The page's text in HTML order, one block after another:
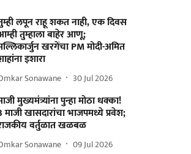
लपून राहू शकत नाही, एक दिवस
तुम्हाला बाहेर आणू;
खरगेंचा PM मोदी-अमित
इशारा
Sonawane 30 Jul 2026
मुख्यमंत्र्यांना पुन्हा मोठा धक्का!
माजी खासदारांचा भाजपमध्ये प्रवेश;
वर्तुळात खळबळ
Sonawane 09 Jul 2026